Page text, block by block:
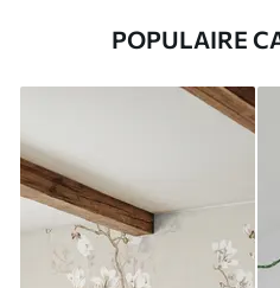
POPULAIRE